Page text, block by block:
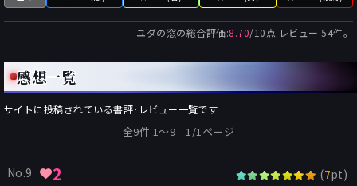
ユダの窓の総合評価:8.70/10点 レビュー54件。
感想一覧
サイトに投稿されている書評･レビュー一覧です
全9件 1〜9 1/1ページ
No.9 2 (7pt)